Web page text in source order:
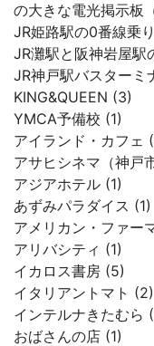
の大きな電光掲示板
JR姫路駅の0番線乗
JR灘駅と阪神岩屋駅
JR神戸駅バスターミ
KING&QUEEN (3)
YMCA予備校 (1)
アイランド・カフェ
アサヒシネマ（神戸
アジアホテル (1)
あずみパラダイス (1)
アメリカン・ファー
アリバシティ (1)
イカロス書房 (5)
イタリアントマト (2)
インテルナきたむら
おばさんの店 (1)